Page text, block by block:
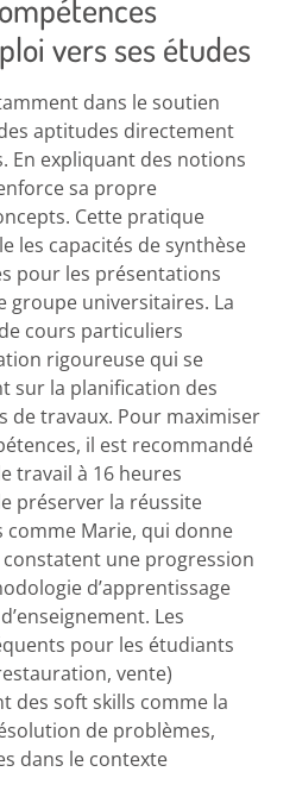
vers ses études
dans le soutien
aptitudes directement
En expliquant des notions
sa propre
Cette pratique
les capacités de synthèse
pour les présentations
groupe universitaires. La
cours particuliers
rigoureuse qui se
sur la planification des
de travaux. Pour maximiser
il est recommandé
travail à 16 heures
préserver la réussite
comme Marie, qui donne
une progression
d’apprentissage
Les
pour les étudiants
vente)
des soft skills comme la
de problèmes,
dans le contexte